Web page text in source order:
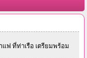
ฟ ที่ท่าเรือ เตรียมพร้อม